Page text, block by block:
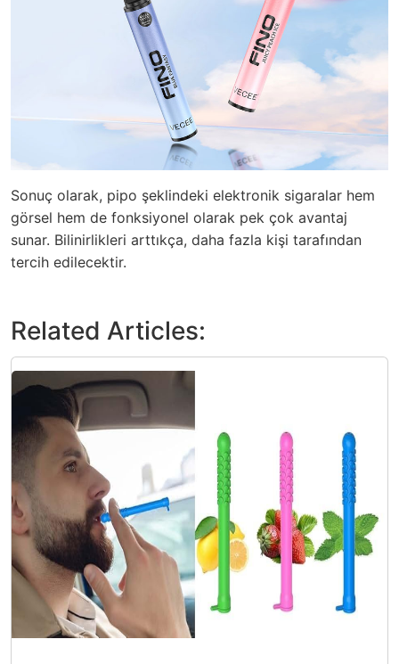
Sonuç olarak, pipo şeklindeki elektronik sigaralar hem
görsel hem de fonksiyonel olarak pek çok avantaj
sunar. Bilinirlikleri arttıkça, daha fazla kişi tarafından
tercih edilecektir.
Related Articles: